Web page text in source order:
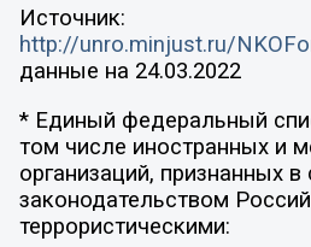
Источник:
http://unro.minjust.ru/
данные на 24.03.2022
* Единый федеральный
том числе иностранных и
организаций, признанных в
законодательством
террористическими: